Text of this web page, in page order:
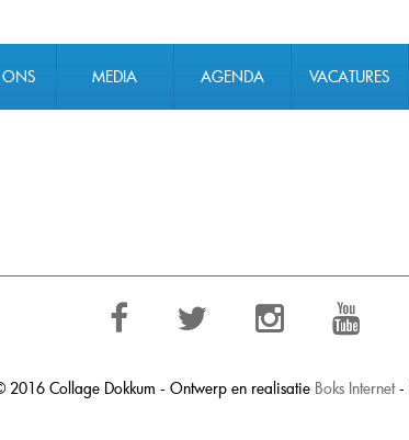
MEDIA AGENDA VACATURES
2016 Collage Dokkum - Ontwerp en realisatie Boks Internet-